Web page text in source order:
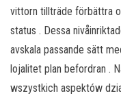
vittorn tillträde förbättra
status . Dessa
avskala passande sätt
lojalitet plan befordran .
wszystkich aspektów